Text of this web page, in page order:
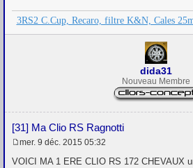
g
e
3RS2 C.Cup, Recaro, filtre K&N, Cales
dida31
Nouveau Membre
[31] Ma Clio RS Ragnotti
e
mer. 9 déc. 2015 05:32
VOICI MA 1 ERE CLIO RS 172 CHEVAUX